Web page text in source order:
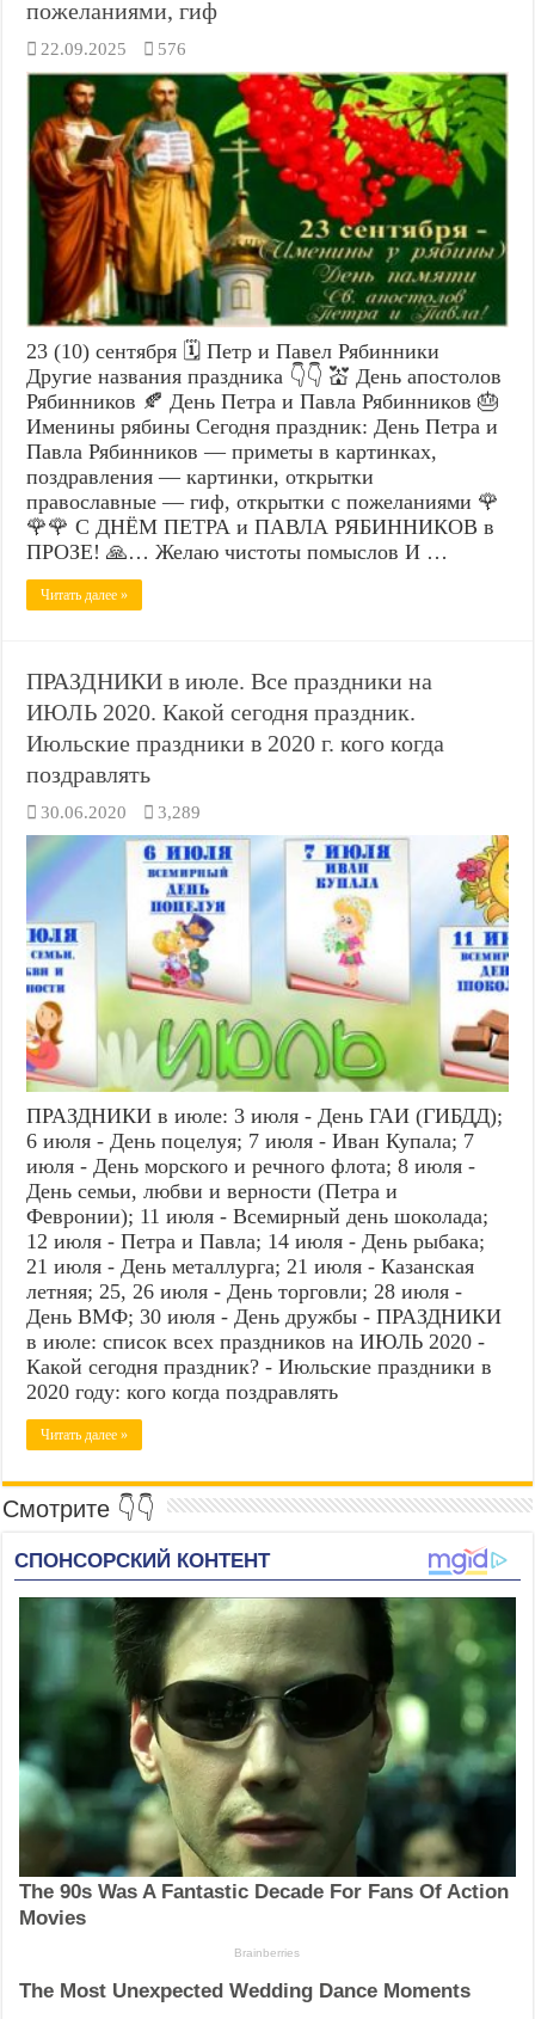
пожеланиями, гиф
22.09.2025 576
23 (10) сентября 🗓️ Петр и Павел Рябинники
Другие названия праздника 👇👇 💒 День апостолов
Рябинников 🍂 День Петра и Павла Рябинников 🎂
Именины рябины Сегодня праздник: День Петра и
Павла Рябинников — приметы в картинках,
поздравления — картинки, открытки
православные — гиф, открытки с пожеланиями 🌹
🌹🌹 С ДНЁМ ПЕТРА и ПАВЛА РЯБИННИКОВ в
ПРОЗЕ! 🙏… Желаю чистоты помыслов И …
Читать далее »
ПРАЗДНИКИ в июле. Все праздники на
ИЮЛЬ 2020. Какой сегодня праздник.
Июльские праздники в 2020 г. кого когда
поздравлять
30.06.2020 3,289
ПРАЗДНИКИ в июле: 3 июля - День ГАИ (ГИБДД);
6 июля - День поцелуя; 7 июля - Иван Купала; 7
июля - День морского и речного флота; 8 июля -
День семьи, любви и верности (Петра и
Февронии); 11 июля - Всемирный день шоколада;
12 июля - Петра и Павла; 14 июля - День рыбака;
21 июля - День металлурга; 21 июля - Казанская
летняя; 25, 26 июля - День торговли; 28 июля -
День ВМФ; 30 июля - День дружбы - ПРАЗДНИКИ
в июле: список всех праздников на ИЮЛЬ 2020 -
Какой сегодня праздник? - Июльские праздники в
2020 году: кого когда поздравлять
Читать далее »
Смотрите 👇👇